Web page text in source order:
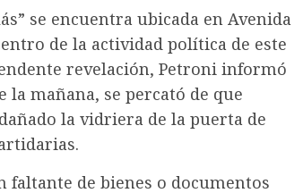
se encuentra ubicada en Avenida
de la actividad política de este
revelación, Petroni informó
la mañana, se percató de que
la vidriera de la puerta de
faltante de bienes o documentos